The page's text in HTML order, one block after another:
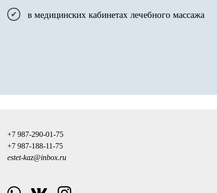
в медицинских кабинетах лечебного массажа
+7 987-290-01-75
+7 987-188-11-75
estet-kaz@inbox.ru
whatsapp
vk instagram